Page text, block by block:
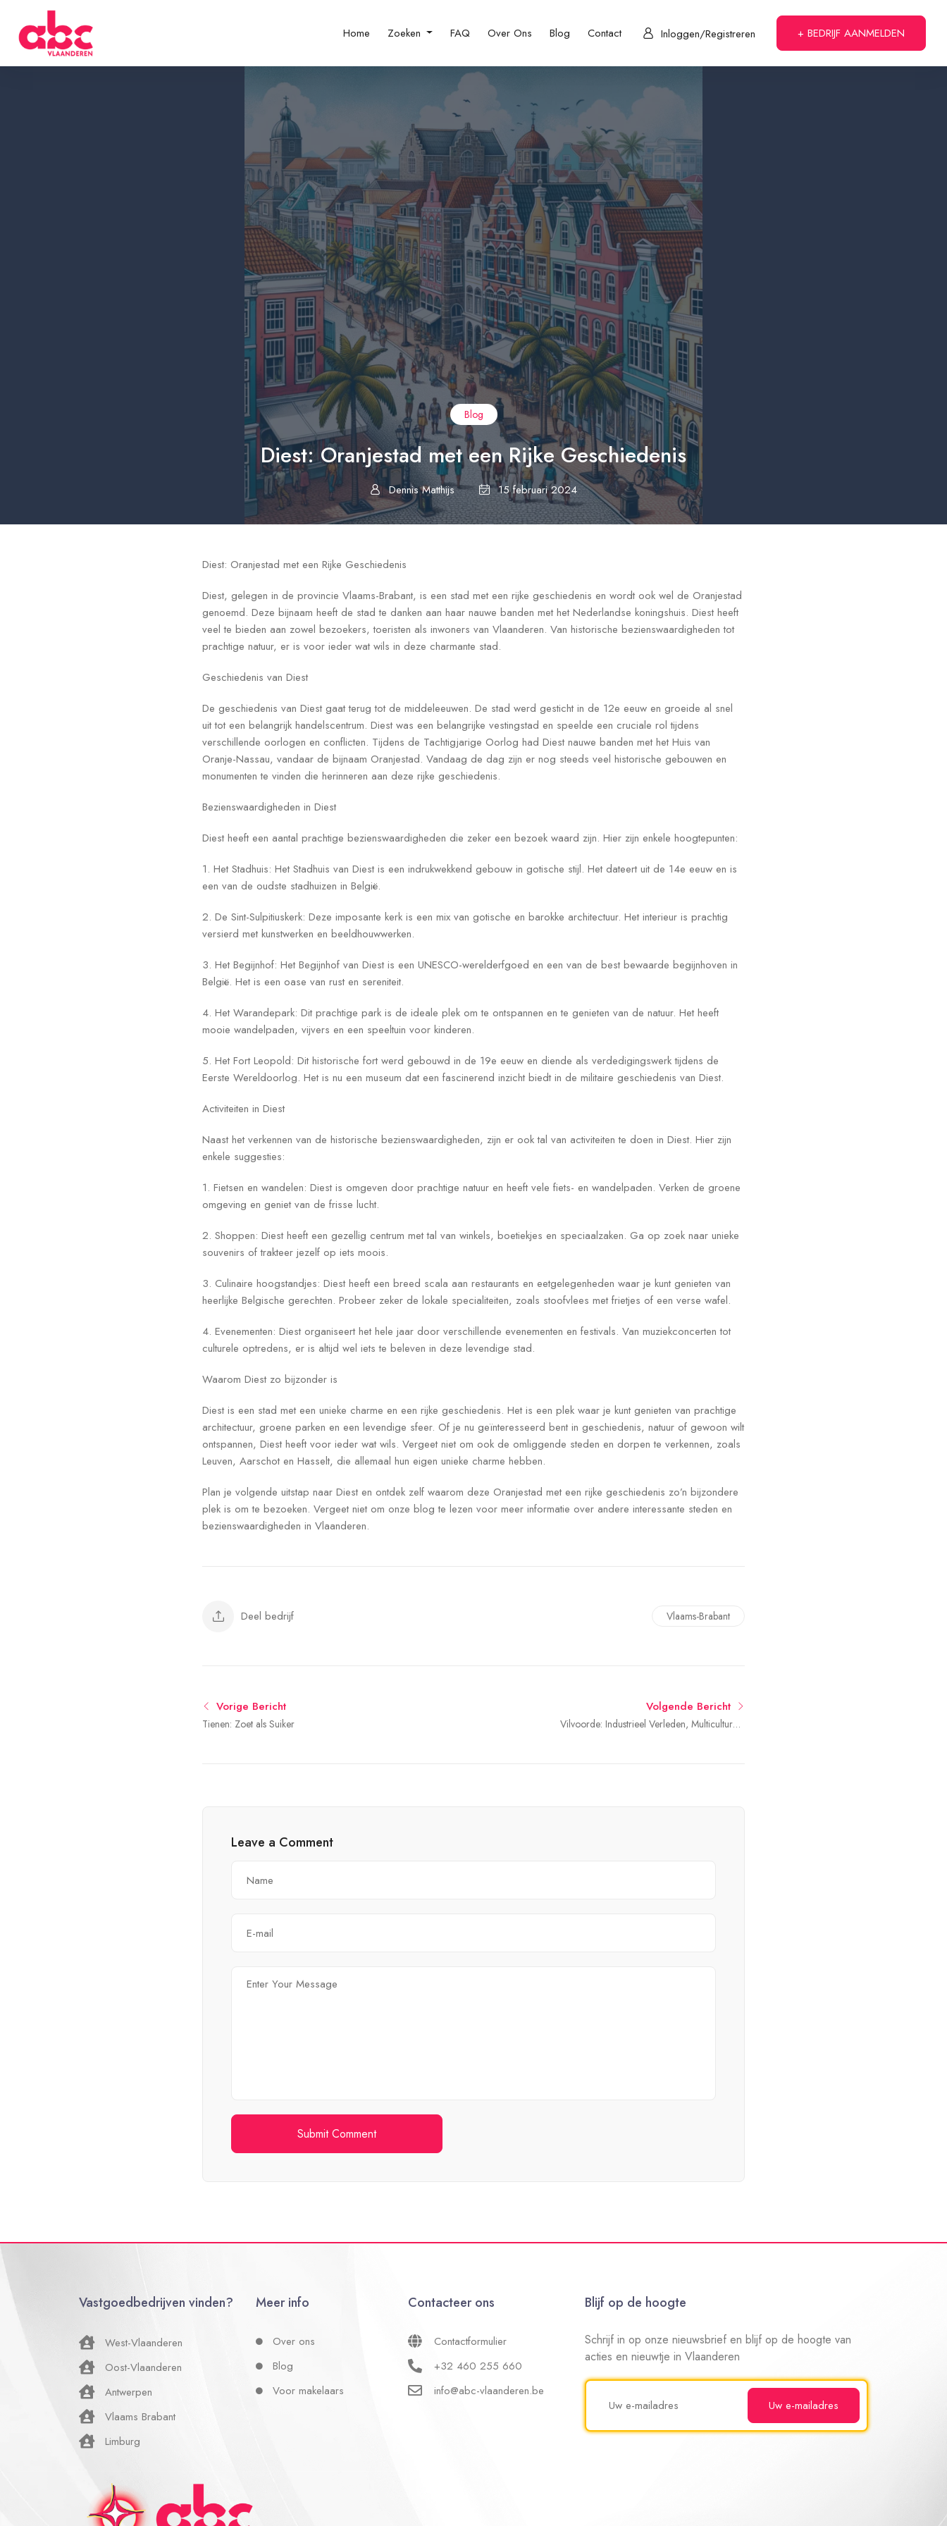
Home Zoeken FAQ Over Ons Blog Contact Inloggen/Registreren + BEDRIJF AANMELDEN
Blog
Diest: Oranjestad met een Rijke Geschiedenis
Dennis Matthijs 15 februari 2024
Diest: Oranjestad met een Rijke Geschiedenis
Diest, gelegen in de provincie Vlaams-Brabant, is een stad met een rijke geschiedenis en wordt ook wel de Oranjestad
genoemd. Deze bijnaam heeft de stad te danken aan haar nauwe banden met het Nederlandse koningshuis. Diest heeft
veel te bieden aan zowel bezoekers, toeristen als inwoners van Vlaanderen. Van historische bezienswaardigheden tot
prachtige natuur, er is voor ieder wat wils in deze charmante stad.
Geschiedenis van Diest
De geschiedenis van Diest gaat terug tot de middeleeuwen. De stad werd gesticht in de 12e eeuw en groeide al snel
uit tot een belangrijk handelscentrum. Diest was een belangrijke vestingstad en speelde een cruciale rol tijdens
verschillende oorlogen en conflicten. Tijdens de Tachtigjarige Oorlog had Diest nauwe banden met het Huis van
Oranje-Nassau, vandaar de bijnaam Oranjestad. Vandaag de dag zijn er nog steeds veel historische gebouwen en
monumenten te vinden die herinneren aan deze rijke geschiedenis.
Bezienswaardigheden in Diest
Diest heeft een aantal prachtige bezienswaardigheden die zeker een bezoek waard zijn. Hier zijn enkele hoogtepunten:
1. Het Stadhuis: Het Stadhuis van Diest is een indrukwekkend gebouw in gotische stijl. Het dateert uit de 14e eeuw en is
een van de oudste stadhuizen in België.
2. De Sint-Sulpitiuskerk: Deze imposante kerk is een mix van gotische en barokke architectuur. Het interieur is prachtig
versierd met kunstwerken en beeldhouwwerken.
3. Het Begijnhof: Het Begijnhof van Diest is een UNESCO-werelderfgoed en een van de best bewaarde begijnhoven in
België. Het is een oase van rust en sereniteit.
4. Het Warandepark: Dit prachtige park is de ideale plek om te ontspannen en te genieten van de natuur. Het heeft
mooie wandelpaden, vijvers en een speeltuin voor kinderen.
5. Het Fort Leopold: Dit historische fort werd gebouwd in de 19e eeuw en diende als verdedigingswerk tijdens de
Eerste Wereldoorlog. Het is nu een museum dat een fascinerend inzicht biedt in de militaire geschiedenis van Diest.
Activiteiten in Diest
Naast het verkennen van de historische bezienswaardigheden, zijn er ook tal van activiteiten te doen in Diest. Hier zijn
enkele suggesties:
1. Fietsen en wandelen: Diest is omgeven door prachtige natuur en heeft vele fiets- en wandelpaden. Verken de groene
omgeving en geniet van de frisse lucht.
2. Shoppen: Diest heeft een gezellig centrum met tal van winkels, boetiekjes en speciaalzaken. Ga op zoek naar unieke
souvenirs of trakteer jezelf op iets moois.
3. Culinaire hoogstandjes: Diest heeft een breed scala aan restaurants en eetgelegenheden waar je kunt genieten van
heerlijke Belgische gerechten. Probeer zeker de lokale specialiteiten, zoals stoofvlees met frietjes of een verse wafel.
4. Evenementen: Diest organiseert het hele jaar door verschillende evenementen en festivals. Van muziekconcerten tot
culturele optredens, er is altijd wel iets te beleven in deze levendige stad.
Waarom Diest zo bijzonder is
Diest is een stad met een unieke charme en een rijke geschiedenis. Het is een plek waar je kunt genieten van prachtige
architectuur, groene parken en een levendige sfeer. Of je nu geïnteresseerd bent in geschiedenis, natuur of gewoon wilt
ontspannen, Diest heeft voor ieder wat wils. Vergeet niet om ook de omliggende steden en dorpen te verkennen, zoals
Leuven, Aarschot en Hasselt, die allemaal hun eigen unieke charme hebben.
Plan je volgende uitstap naar Diest en ontdek zelf waarom deze Oranjestad met een rijke geschiedenis zo’n bijzondere
plek is om te bezoeken. Vergeet niet om onze blog te lezen voor meer informatie over andere interessante steden en
bezienswaardigheden in Vlaanderen.
Deel bedrijf Vlaams-Brabant
Vorige Bericht
Tienen: Zoet als Suiker
Volgende Bericht
Vilvoorde: Industrieel Verleden, Multiculturele
Leave a Comment
Vastgoedbedrijven vinden?
West-Vlaanderen
Oost-Vlaanderen
Antwerpen
Vlaams Brabant
Limburg
Meer info
Over ons
Blog
Voor makelaars
Contacteer ons
Contactformulier
+32 460 255 660
info@abc-vlaanderen.be
Blijf op de hoogte
Schrijf in op onze nieuwsbrief en blijf op de hoogte van
acties en nieuwtje in Vlaanderen